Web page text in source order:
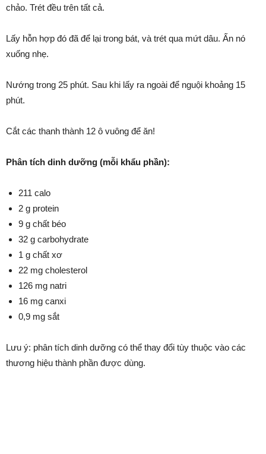
chảo. Trét đều trên tất cả.
Lấy hỗn hợp đó đã để lại trong bát, và trét qua mứt dâu. Ấn nó
xuống nhẹ.
Nướng trong 25 phút. Sau khi lấy ra ngoài để nguội khoảng 15
phút.
Cắt các thanh thành 12 ô vuông để ăn!
Phân tích dinh dưỡng (mỗi khẩu phần):
211 calo
2 g protein
9 g chất béo
32 g carbohydrate
1 g chất xơ
22 mg cholesterol
126 mg natri
16 mg canxi
0,9 mg sắt
Lưu ý: phân tích dinh dưỡng có thể thay đổi tùy thuộc vào các
thương hiệu thành phần được dùng.